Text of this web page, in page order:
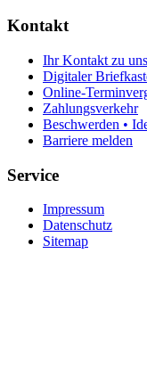
Kontakt
Ihr Kontakt zu uns
Digitaler
Online-
Zahlungsverkehr
Beschwerden •
Barriere melden
Service
Impressum
Datenschutz
Sitemap